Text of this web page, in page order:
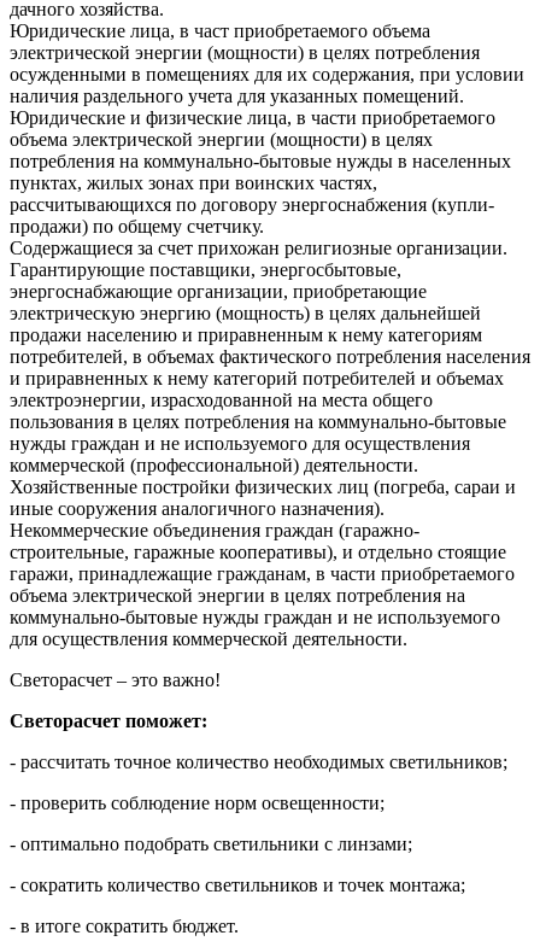
дачного хозяйства.
Юридические лица, в част приобретаемого объема
электрической энергии (мощности) в целях потребления
осужденными в помещениях для их содержания, при условии
наличия раздельного учета для указанных помещений.
Юридические и физические лица, в части приобретаемого
объема электрической энергии (мощности) в целях
потребления на коммунально-бытовые нужды в населенных
пунктах, жилых зонах при воинских частях,
рассчитывающихся по договору энергоснабжения (купли-
продажи) по общему счетчику.
Содержащиеся за счет прихожан религиозные организации.
Гарантирующие поставщики, энергосбытовые,
энергоснабжающие организации, приобретающие
электрическую энергию (мощность) в целях дальнейшей
продажи населению и приравненным к нему категориям
потребителей, в объемах фактического потребления населения
и приравненных к нему категорий потребителей и объемах
электроэнергии, израсходованной на места общего
пользования в целях потребления на коммунально-бытовые
нужды граждан и не используемого для осуществления
коммерческой (профессиональной) деятельности.
Хозяйственные постройки физических лиц (погреба, сараи и
иные сооружения аналогичного назначения).
Некоммерческие объединения граждан (гаражно-
строительные, гаражные кооперативы), и отдельно стоящие
гаражи, принадлежащие гражданам, в части приобретаемого
объема электрической энергии в целях потребления на
коммунально-бытовые нужды граждан и не используемого
для осуществления коммерческой деятельности.
Светорасчет – это важно!
Светорасчет поможет:
- рассчитать точное количество необходимых светильников;
- проверить соблюдение норм освещенности;
- оптимально подобрать светильники с линзами;
- сократить количество светильников и точек монтажа;
- в итоге сократить бюджет.